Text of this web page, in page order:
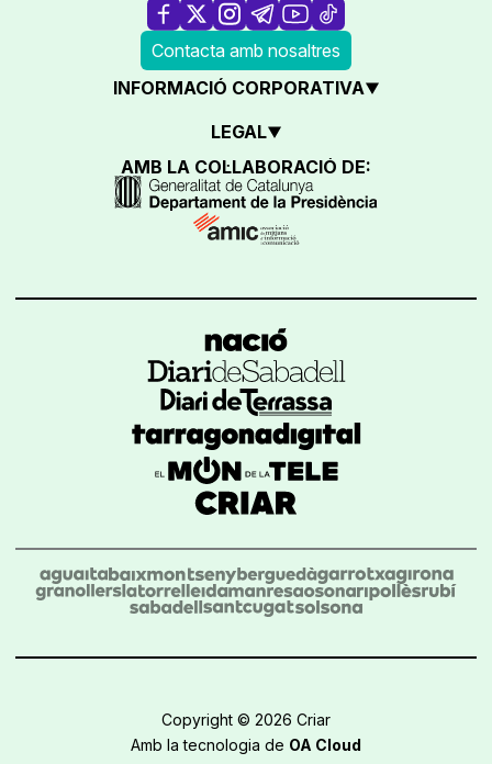
Contacta amb nosaltres
INFORMACIÓ CORPORATIVA
LEGAL
AMB LA COL·LABORACIÓ DE:
Copyright © 2026 Criar
Amb la tecnologia de OA Cloud